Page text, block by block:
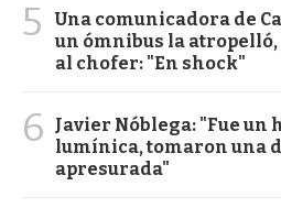
5
Una comunicadora de
un ómnibus la
al chofer: "En shock"
6
Javier Nóblega: "Fue un
lumínica, tomaron una
apresurada"